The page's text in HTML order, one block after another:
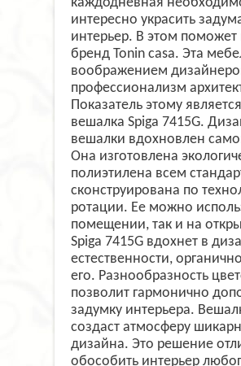
интересно украсить
интерьер. В этом поможет
бренд Tonin casa. Эта
воображением
профессионализм
Показатель этому
вешалка Spiga 7415G.
вешалки вдохновлен
Она изготовлена
полиэтилена всем
сконструирована по
ротации. Ее можно
помещении, так и на
Spiga 7415G вдохнет в
естественности,
его. Разнообразность
позволит гармонично
задумку интерьера.
создаст атмосферу
дизайна. Это решение
обособить интерьер